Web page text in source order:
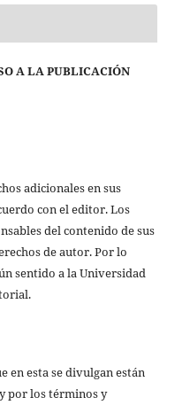
A LA PUBLICACIÓN
adicionales en sus
con el editor. Los
del contenido de sus
de autor. Por lo
sentido a la Universidad
en esta se divulgan están
por los términos y